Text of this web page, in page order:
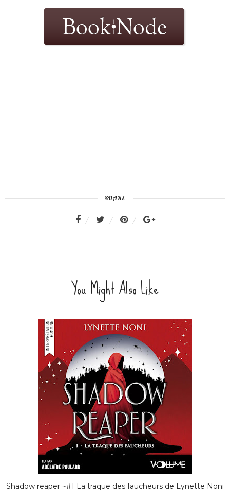
SHARE
You Might Also Like
Shadow reaper ~#1 La traque des faucheurs de Lynette Noni